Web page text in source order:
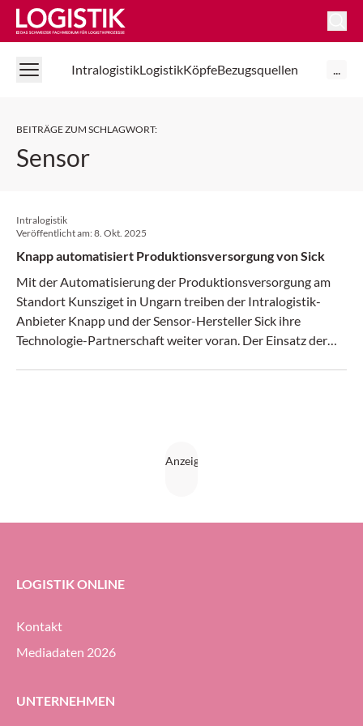
Logistik Online
IntralogistikLogistikKöpfeBezugsquellen ...
BEITRÄGE ZUM SCHLAGWORT:
Sensor
Intralogistik
Veröffentlicht am:8. Okt. 2025
Knapp automatisiert Produktionsversorgung von Sick
Mit der Automatisierung der Produktionsversorgung am
Standort Kunsziget in Ungarn treiben der Intralogistik-
Anbieter Knapp und der Sensor-Hersteller Sick ihre
Technologie-Partnerschaft weiter voran. Der Einsatz der
Digitalisierung der internen Produktionslogistik und schafft
LOGISTIK ONLINE
Kontakt
Mediadaten 2026
UNTERNEHMEN